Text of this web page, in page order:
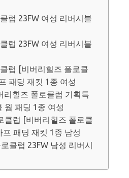
럽 23FW 여성 리버시블
럽 23FW 여성 리버시블
럽 [비버리힐즈 폴로클
패딩 재킷 1종 여성
리힐즈 폴로클럽 기획특
웜 패딩 1종 여성
클럽 [비버리힐즈 폴로클
패딩 재킷 1종 남성
클럽 23FW 남성 리버시